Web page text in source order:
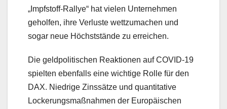
„Impfstoff-Rallye“ hat vielen Unternehmen
geholfen, ihre Verluste wettzumachen und
sogar neue Höchststände zu erreichen.
Die geldpolitischen Reaktionen auf COVID-19
spielten ebenfalls eine wichtige Rolle für den
DAX. Niedrige Zinssätze und quantitative
Lockerungsmaßnahmen der Europäischen